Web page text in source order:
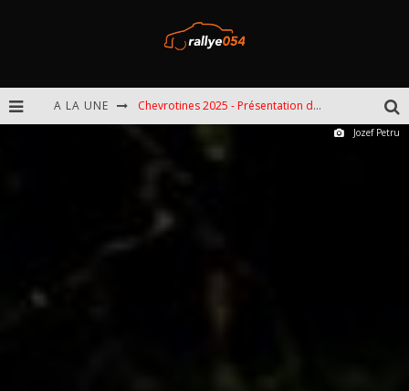
A LA UNE Chevrotines 2025 - Présentation de l'épreuve
Jozef Petru